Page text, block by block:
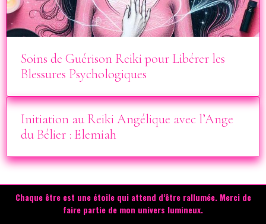
Soins de Guérison Reiki pour Libérer les
Blessures Psychologiques
Initiation au Reiki Angélique avec l’Ange
du Bélier : Elemiah
Chaque être est une étoile qui attend d’être rallumée. Merci de
faire partie de mon univers lumineux.